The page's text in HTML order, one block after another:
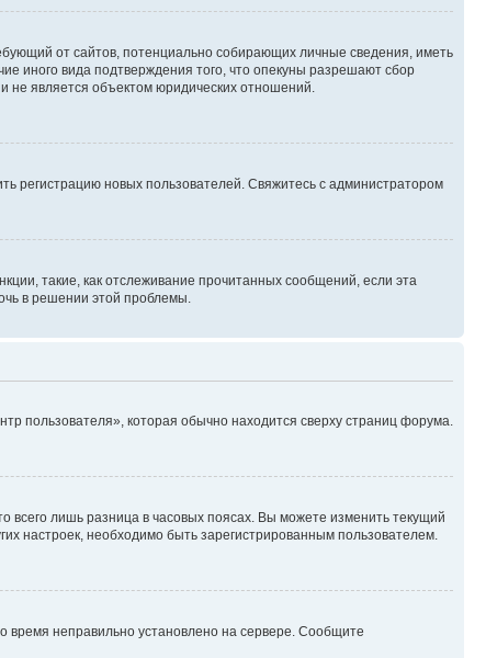
от сайтов, потенциально собирающих личные сведения, иметь
иного вида подтверждения того, что опекуны разрешают сбор
не является объектом юридических отношений.
регистрацию новых пользователей. Свяжитесь с администратором
такие, как отслеживание прочитанных сообщений, если эта
в решении этой проблемы.
пользователя», которая обычно находится сверху страниц форума.
лишь разница в часовых поясах. Вы можете изменить текущий
настроек, необходимо быть зарегистрированным пользователем.
время неправильно установлено на сервере. Сообщите